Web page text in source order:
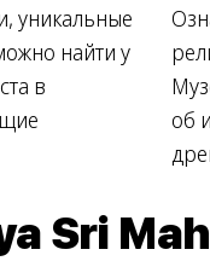
уникальные
найти у
в
об
Sri